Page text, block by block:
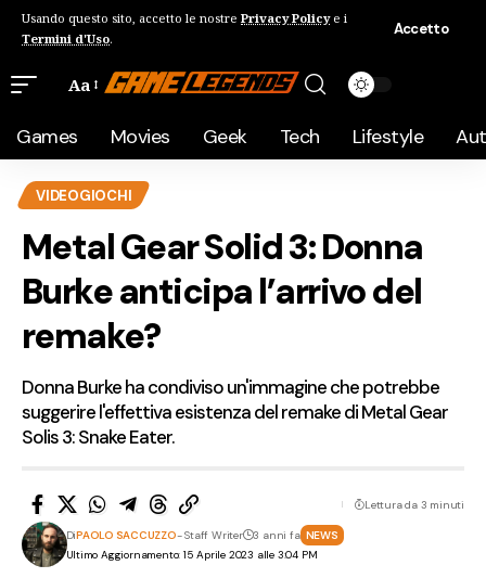
Usando questo sito, accetto le nostre Privacy Policye i
Termini d'Uso.
Accetto
Aa
Games Movies Geek Tech Lifestyle
VIDEOGIOCHI
Metal Gear Solid 3: Donna
Burke anticipa l’arrivo del
remake?
Donna Burke ha condiviso un'immagine che potrebbe
suggerire l'effettiva esistenza del remake di Metal Gear
Solis 3: Snake Eater.
Ultimo Aggiornamento: 15 Aprile 2023 alle 3:04 PM
DiPAOLO SACCUZZO- Staff Writer 3 anni fa NEWS
Lettura da 3 minuti